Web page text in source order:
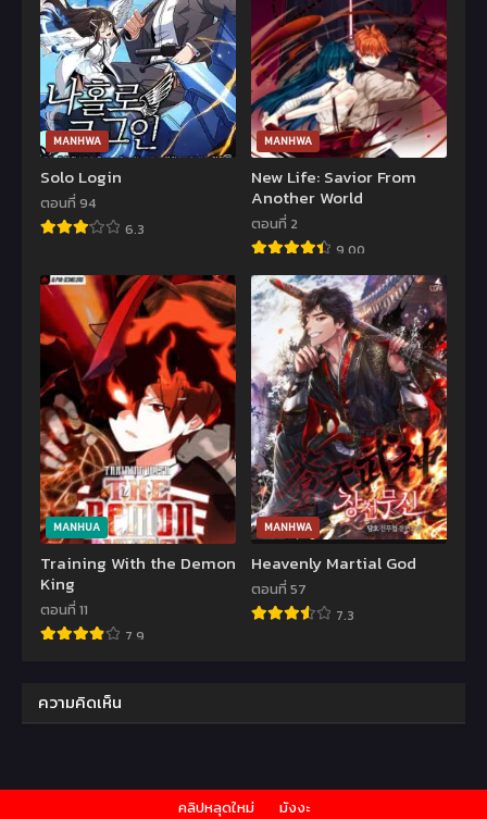
MANHWA
Solo Login
ตอนที่ 94
6.3
MANHWA
New Life: Savior From
Another World
ตอนที่ 2
9.00
MANHUA
Training With the Demon
King
ตอนที่ 11
7.9
MANHWA
Heavenly Martial God
ตอนที่ 57
7.3
ความคิดเห็น
คลิปหลุดใหม่ มังงะ